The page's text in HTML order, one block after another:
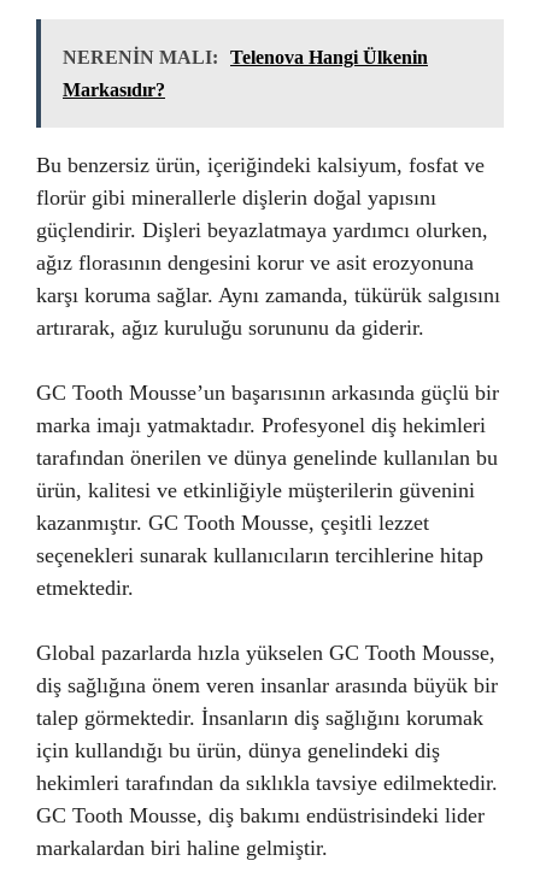
NERENİN MALI:
Telenova Hangi Ülkenin
Markasıdır?
Bu benzersiz ürün, içeriğindeki kalsiyum, fosfat ve
florür gibi minerallerle dişlerin doğal yapısını
güçlendirir. Dişleri beyazlatmaya yardımcı olurken,
ağız florasının dengesini korur ve asit erozyonuna
karşı koruma sağlar. Aynı zamanda, tükürük salgısını
artırarak, ağız kuruluğu sorununu da giderir.
GC Tooth Mousse’un başarısının arkasında güçlü bir
marka imajı yatmaktadır. Profesyonel diş hekimleri
tarafından önerilen ve dünya genelinde kullanılan bu
ürün, kalitesi ve etkinliğiyle müşterilerin güvenini
kazanmıştır. GC Tooth Mousse, çeşitli lezzet
seçenekleri sunarak kullanıcıların tercihlerine hitap
etmektedir.
Global pazarlarda hızla yükselen GC Tooth Mousse,
diş sağlığına önem veren insanlar arasında büyük bir
talep görmektedir. İnsanların diş sağlığını korumak
için kullandığı bu ürün, dünya genelindeki diş
hekimleri tarafından da sıklıkla tavsiye edilmektedir.
GC Tooth Mousse, diş bakımı endüstrisindeki lider
markalardan biri haline gelmiştir.